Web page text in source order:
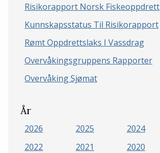
Risikorapport Norsk Fiskeoppdrett
Kunnskapsstatus Til Risikorapport
Rømt Oppdrettslaks I Vassdrag
Overvåkingsgruppens Rapporter
Overvåking Sjømat
År
2026 2025 2024
2022
2021 2020